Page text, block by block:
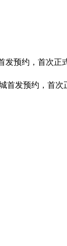
发预约，首次正
首发预约，首次